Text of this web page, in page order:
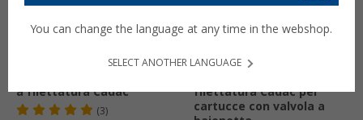
a filettatura Cadac
(3)
filettatura Cadac per
cartucce con valvola a
You can change the language at any time in the webshop.
SELECT ANOTHER LANGUAGE